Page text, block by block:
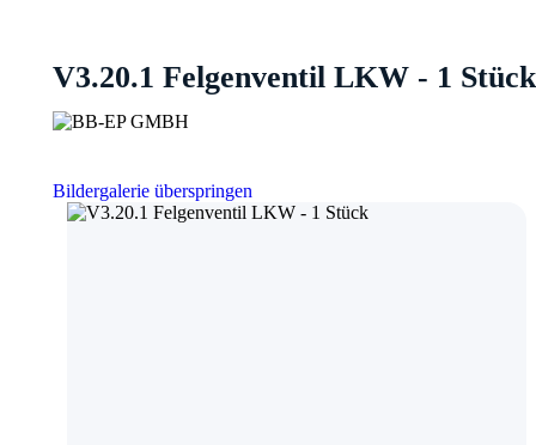
V3.20.1 Felgenventil LKW - 1 Stück
Bildergalerie überspringen